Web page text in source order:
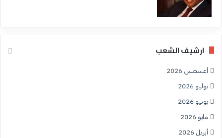
ارشيف الشعب
أغسطس 2026
يوليو 2026
يونيو 2026
مايو 2026
أبريل 2026